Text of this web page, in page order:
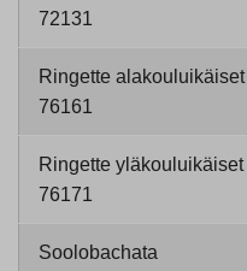
72131
Ringette alakouluikäiset
76161
Ringette yläkouluikäiset
76171
Soolobachata